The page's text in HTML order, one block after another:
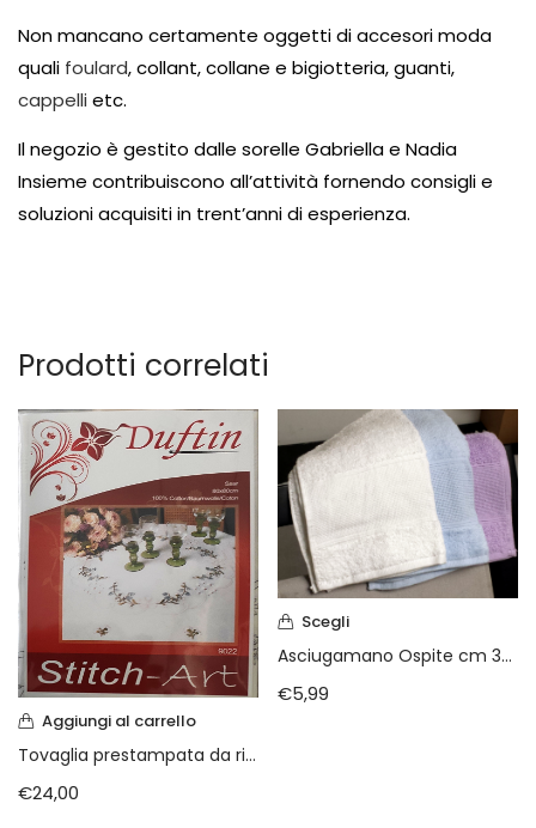
Non mancano certamente oggetti di accesori moda
quali foulard, collant, collane e bigiotteria, guanti,
cappelli etc.
Il negozio è gestito dalle sorelle Gabriella e Nadia
Insieme contribuiscono all’attività fornendo consigli e
soluzioni acquisiti in trent’anni di esperienza.
Prodotti correlati
Aggiungi al carrello
Tovaglia prestampata da ricamare a punto croce
€24,00
Scegli
Asciugamano Ospite cm 33 X 55 da ricamare
€5,99